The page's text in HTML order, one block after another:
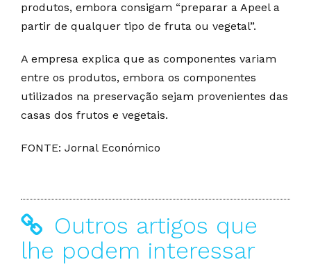
produtos, embora consigam “preparar a Apeel a
partir de qualquer tipo de fruta ou vegetal”.
A empresa explica que as componentes variam
entre os produtos, embora os componentes
utilizados na preservação sejam provenientes das
casas dos frutos e vegetais.
FONTE: Jornal Económico
Outros artigos que
lhe podem interessar